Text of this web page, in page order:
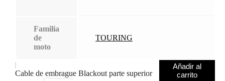
Familia
de
moto
TOURING
Cable de embrague Blackout parte superior
Añadir al
carrito